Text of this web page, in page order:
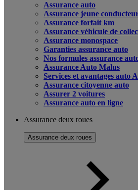
Assurance auto
Assurance jeune
Assurance forfait km
Assurance véhicule de
Assurance monospace
Garanties assurance auto
Nos formules assurance
Assurance Auto Malus
Services et avantages auto
Assurance citoyenne auto
Assurer 2 voitures
Assurance auto en ligne
Assurance deux roues
Assurance deux roues